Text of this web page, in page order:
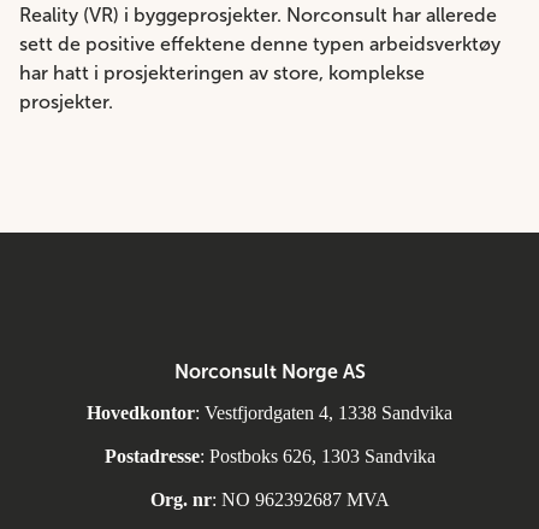
Reality (VR) i byggeprosjekter. Norconsult har allerede
sett de positive effektene denne typen arbeidsverktøy
har hatt i prosjekteringen av store, komplekse
prosjekter.
Norconsult Norge AS
Hovedkontor: Vestfjordgaten 4, 1338 Sandvika
Postadresse: Postboks 626, 1303 Sandvika
Org. nr: NO 962392687 MVA